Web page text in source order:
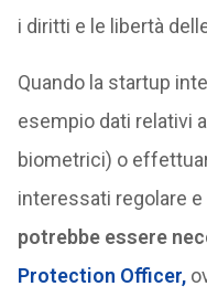
i diritti e le libertà
Quando la startup
esempio dati relativi
biometrici) o
interessati regolare
potrebbe essere
Protection Officer,